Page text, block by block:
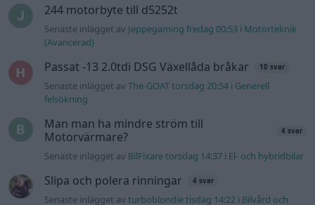
244 motorbyte till d5252t
Senaste inlägget av Jeppegaming fredag 00:53 i Motorteknik
(Avancerad)
Passat -13 2.0tdi DSG Växellåda bråkar 10 svar
Senaste inlägget avThe-GOAT torsdag 20:54 i Generell
felsökning
Man man ha mindre ström till
Motorvärmare?
4 svar
Senaste inlägget av BilFixare torsdag 14:37 i El- och hybridbilar
Slipa och polera rinningar 4 svar
Senaste inlägget avturboblondie tisdag 14:22 i Bilvård och